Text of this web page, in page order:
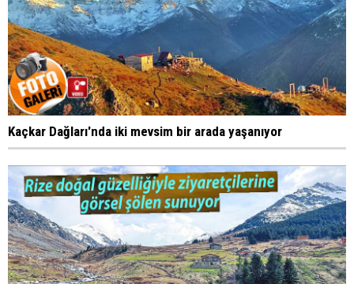
Kaçkar Dağları'nda iki mevsim bir arada yaşanıyor